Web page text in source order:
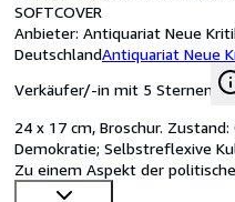
SOFTCOVER
Anbieter: Antiquariat Neue
DeutschlandAntiquariat Neue
Verkäufer/-in mit 5 Sternen
24 x 17 cm, Broschur.
Demokratie; Selbstreflexive
Zu einem Aspekt der